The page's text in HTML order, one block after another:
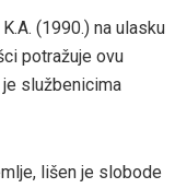
(1990.) na ulasku
potražuje ovu
službenicima
lišen je slobode